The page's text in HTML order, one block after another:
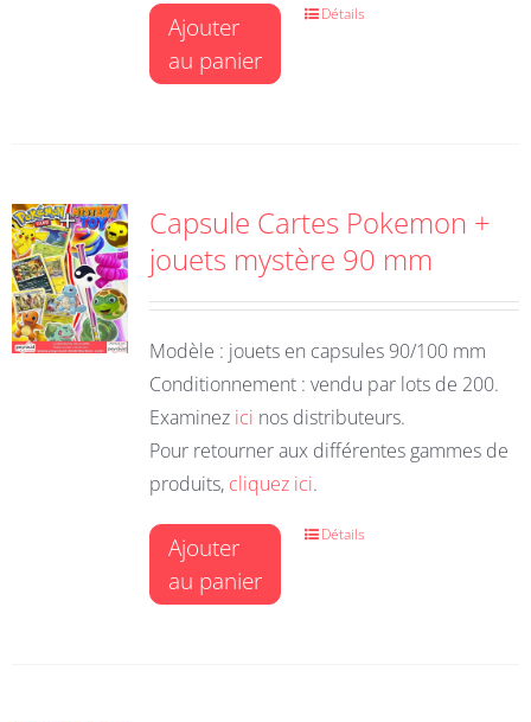
Ajouter
au panier
Détails
Capsule Cartes Pokemon +
jouets mystère 90 mm
Modèle : jouets en capsules 90/100 mm
Conditionnement : vendu par lots de 200.
Examinez ici nos distributeurs.
Pour retourner aux différentes gammes de
produits, cliquez ici.
Ajouter
au panier
Détails